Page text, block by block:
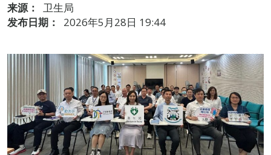
来源：
卫生局
发布日期：
2026年5月28日 19:44